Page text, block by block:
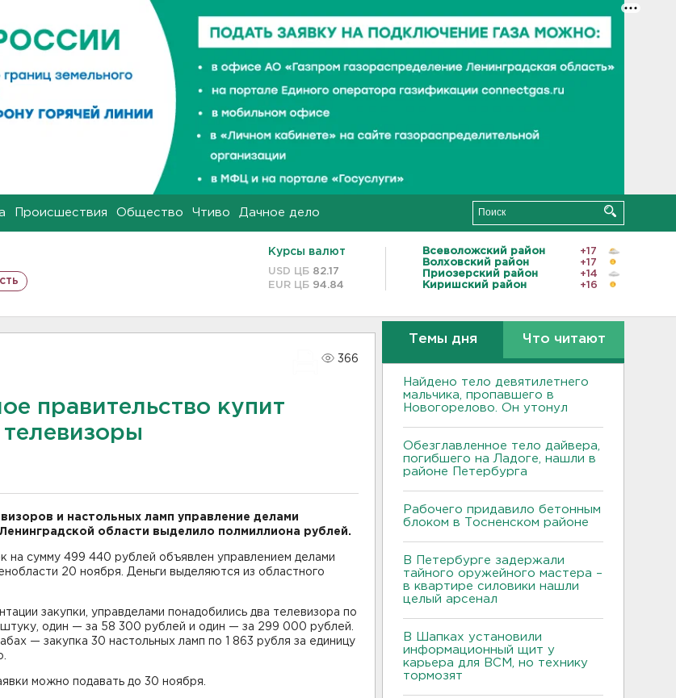
Происшествия Общество Чтиво Дачное дело
Курсы валют
USD ЦБ 82.17
EUR ЦБ 94.84
Всеволожский район
+17
Волховский район
+17
Приозерский район
+14
Киришский район
+16
366
правительство купит
и настольных ламп управление делами
области выделило полмиллиона рублей.
на сумму 499 440 рублей объявлен управлением делами
20 ноября. Деньги выделяются из областного
закупки, управделами понадобились два телевизора по
штуку, один — за 58 300 рублей и один — за 299 000 рублей.
— закупка 30 настольных ламп по 1 863 рубля за единицу
можно подавать до 30 ноября.
Темы дня Что читают
Найдено тело девятилетнего
мальчика, пропавшего в
Новогорелово. Он утонул
Обезглавленное тело дайвера,
погибшего на Ладоге, нашли в
районе Петербурга
Рабочего придавило бетонным
блоком в Тосненском районе
В Петербурге задержали
тайного оружейного мастера –
в квартире силовики нашли
целый арсенал
В Шапках установили
информационный щит у
карьера для ВСМ, но технику
тормозят